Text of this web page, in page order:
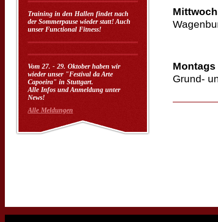
Training in den Hallen findet nach
der Sommerpause wieder statt! Auch
unser Functional Fitness!
Vom 27. - 29. Oktober haben wir
wieder unser "Festival da Arte
Capoeira" in Stuttgart.
Alle Infos und Anmeldung unter
News!
Alle Meldungen
Montags
Grund-